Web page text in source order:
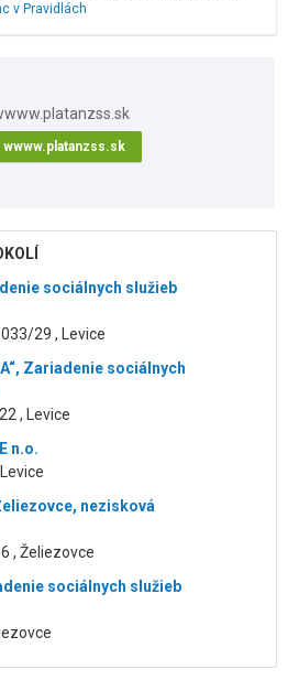
v Pravidlách
wwww.platanzss.sk
sociálnych služieb
29 , Levice
Zariadenie sociálnych
, Levice
n.o.
nezisková
, Želiezovce
sociálnych služieb